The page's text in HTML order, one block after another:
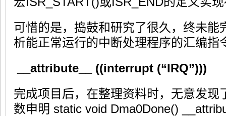
可惜的是，捣鼓和研究了很久，终未能
析能正常运行的中断处理程序的汇编指
__attribute__ ((interrupt (“IRQ”)))
完成项目后，在整理资料时，无意发现
数申明 static void Dma0Done()